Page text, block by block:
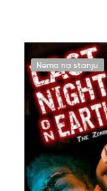
Nema na stanju